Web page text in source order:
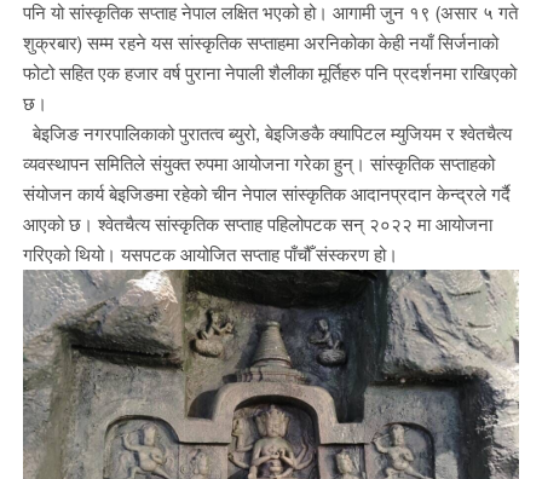
पनि यो सांस्कृतिक सप्ताह नेपाल लक्षित भएको हो। आगामी जुन १९ (असार ५ गते
शुक्रबार) सम्म रहने यस सांस्कृतिक सप्ताहमा अरनिकोका केही नयाँ सिर्जनाको
फोटो सहित एक हजार वर्ष पुराना नेपाली शैलीका मूर्तिहरु पनि प्रदर्शनमा राखिएको
छ।
बेइजिङ नगरपालिकाको पुरातत्व ब्युरो, बेइजिङकै क्यापिटल म्युजियम र श्वेतचैत्य
व्यवस्थापन समितिले संयुक्त रुपमा आयोजना गरेका हुन्। सांस्कृतिक सप्ताहको
संयोजन कार्य बेइजिङमा रहेको चीन नेपाल सांस्कृतिक आदानप्रदान केन्द्रले गर्दै
आएको छ। श्वेतचैत्य सांस्कृतिक सप्ताह पहिलोपटक सन् २०२२ मा आयोजना
गरिएको थियो। यसपटक आयोजित सप्ताह पाँचौँ संस्करण हो।